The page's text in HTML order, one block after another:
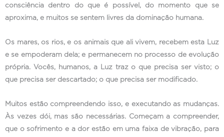
consciência dentro do que é possível, do momento que se
aproxima, e muitos se sentem livres da dominação humana.
Os mares, os rios, e os animais que ali vivem, recebem esta Luz
e se empoderam dela; e permanecem no processo de evolução
própria. Vocês, humanos, a Luz traz o que precisa ser visto; o
que precisa ser descartado; o que precisa ser modificado.
Muitos estão compreendendo isso, e executando as mudanças.
Às vezes dói, mas são necessárias. Começam a compreender,
que o sofrimento e a dor estão em uma faixa de vibração, para